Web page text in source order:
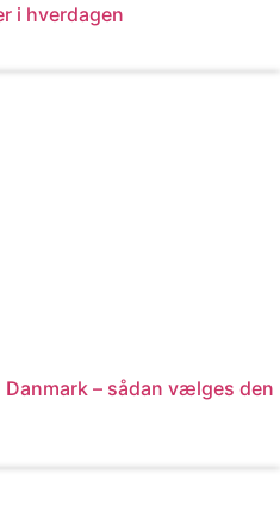
i hverdagen
– sådan vælges den